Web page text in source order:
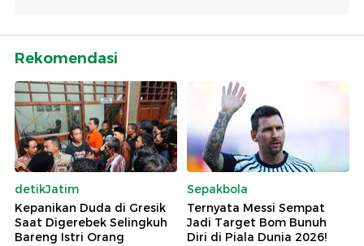
Rekomendasi
detikJatim
Kepanikan Duda di Gresik
Saat Digerebek Selingkuh
Bareng Istri Orang
Sepakbola
Ternyata Messi Sempat
Jadi Target Bom Bunuh
Diri di Piala Dunia 2026!